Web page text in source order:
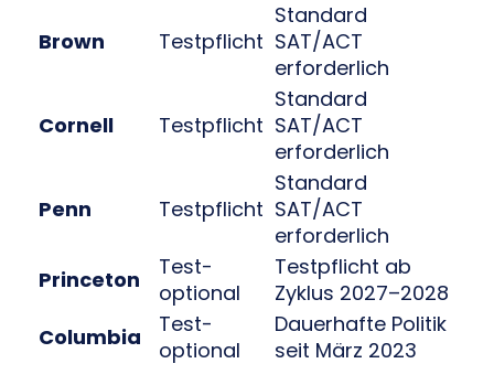
Brown Testpflicht
Standard
SAT/ACT
erforderlich
Cornell Testpflicht
Standard
SAT/ACT
erforderlich
Penn Testpflicht
Standard
SAT/ACT
erforderlich
Princeton
Test-
optional
Testpflicht ab
Zyklus 2027–2028
Columbia
Test-
optional
Dauerhafte Politik
seit März 2023